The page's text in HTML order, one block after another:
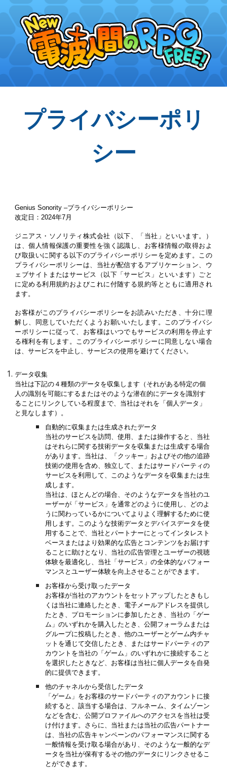
Skip to main content Skip to navigation
プライバシーポリ
シー
Genius Sonority –プライバシーポリシー
改定日：2024年7月
ジニアス・ソノリティ株式会社（以下、「当社」といいます。）
は、個人情報保護の重要性を強く認識し、お客様情報の取得およ
び取扱いに関する以下のプライバシーポリシーを定めます。この
プライバシーポリシーは、当社が配信するアプリケーション、ウ
ェブサイトまたはサービス（以下「サービス」といいます）ごと
に定める利用規約およびこれに付随する規約等とともに適用され
ます。
お客様がこのプライバシーポリシーをお読みいただき、十分に理
解し、同意していただくようお願いいたします。このプライバシ
ーポリシーに従って、お客様はいつでもサービスの利用を停止す
る権利を有します。このプライバシーポリシーに同意しない場合
は、サービスを中止し、サービスの使用を避けてください。
データ収集
当社は下記の４種類のデータを収集します（それがある特定の個
人の識別を可能にするまたはそのような潜在的にデータを識別す
ることにリンクしている程度まで、当社はそれを「個人データ」
と見なします）。
自動的に収集または生成されたデータ
当社のサービスを訪問、使用、または操作すると、当社
はそれらに関する技術データを収集または生成する場合
があります。当社は、「クッキー」およびその他の追跡
技術の使用を含め、独立して、またはサードパーティの
サービスを利用して、このようなデータを収集または生
成します。
当社は、ほとんどの場合、そのようなデータを当社のユ
ーザーが「サービス」を通常どのように使用し、どのよ
うに関わっているかについてよりよく理解するために使
用します。このような技術データとデバイスデータを使
用することで、当社とパートナーにとってインタレスト
ベースまたはより効果的な広告とコンテンツをお届けす
ることに助けとなり、当社の広告管理とユーザーの視聴
体験を最適化し、当社「サービス」の全体的なパフォー
マンスとユーザー体験を向上させることができます。
お客様から受け取ったデータ
お客様が当社のアカウントをセットアップしたときもし
くは当社に連絡したとき、電子メールアドレスを提供し
たとき、プロモーションに参加したとき、当社の「ゲー
ム」のいずれかを購入したとき、公開フォーラムまたは
グループに投稿したとき、他のユーザーとゲーム内チャ
ットを通じて交信したとき、またはサードパーティのア
カウントを当社の「ゲーム」のいずれかに接続すること
を選択したときなど、お客様は当社に個人データを自発
的に提供できます。
他のチャネルから受信したデータ
「ゲーム」をお客様のサードパーティのアカウントに接
続すると、該当する場合は、フルネーム、タイムゾーン
などを含む、公開プロファイルへのアクセスを当社は受
け付けます。さらに、当社または当社の広告パートナー
は、当社の広告キャンペーンのパフォーマンスに関する
一般情報を受け取る場合があり、そのような一般的なデ
ータを当社が保有するその他のデータにリンクさせるこ
とができます。